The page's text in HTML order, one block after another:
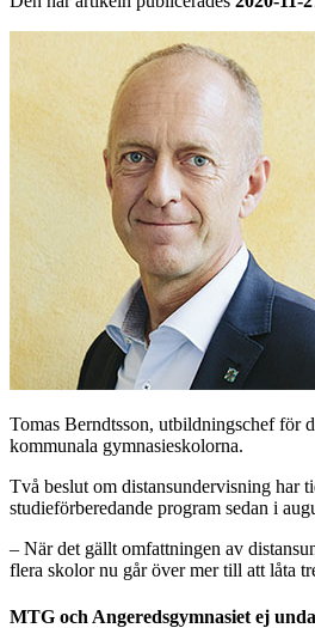
Tomas Berndtsson, utbildningschef för
kommunala gymnasieskolorna.
Två beslut om distansundervisning har
studieförberedande program sedan i
– När det gällt omfattningen av
flera skolor nu går över mer till att låta
MTG och Angeredsgymnasiet ej